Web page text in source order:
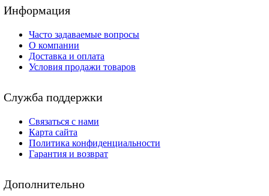
Информация
Часто задаваемые вопросы
О компании
Доставка и оплата
Условия продажи товаров
Служба поддержки
Связаться с нами
Карта сайта
Политика конфиденциальности
Гарантия и возврат
Дополнительно